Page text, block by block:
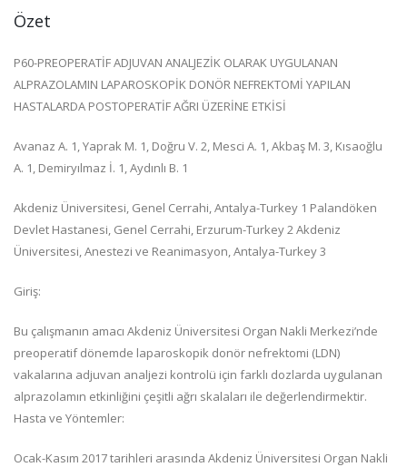
Özet
P60-PREOPERATİF ADJUVAN ANALJEZİK OLARAK UYGULANAN
ALPRAZOLAMIN LAPAROSKOPİK DONÖR NEFREKTOMİ YAPILAN
HASTALARDA POSTOPERATİF AĞRI ÜZERİNE ETKİSİ
Avanaz A. 1, Yaprak M. 1, Doğru V. 2, Mesci A. 1, Akbaş M. 3, Kısaoğlu
A. 1, Demiryılmaz İ. 1, Aydınlı B. 1
Akdeniz Üniversitesi, Genel Cerrahi, Antalya-Turkey 1 Palandöken
Devlet Hastanesi, Genel Cerrahi, Erzurum-Turkey 2 Akdeniz
Üniversitesi, Anestezi ve Reanimasyon, Antalya-Turkey 3
Giriş:
Bu çalışmanın amacı Akdeniz Üniversitesi Organ Nakli Merkezi’nde
preoperatif dönemde laparoskopik donör nefrektomi (LDN)
vakalarına adjuvan analjezi kontrolü için farklı dozlarda uygulanan
alprazolamın etkinliğini çeşitli ağrı skalaları ile değerlendirmektir.
Hasta ve Yöntemler:
Ocak-Kasım 2017 tarihleri arasında Akdeniz Üniversitesi Organ Nakli